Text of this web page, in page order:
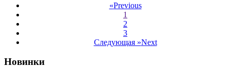
«Previous
1
2
3
Следующая »Next
Новинки